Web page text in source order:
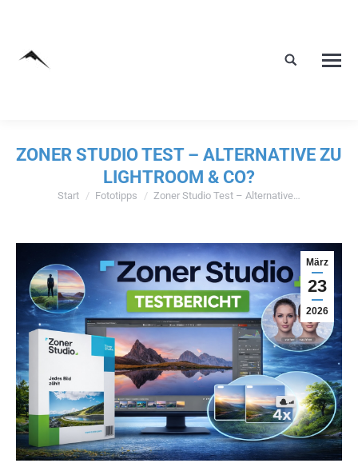
ZONER STUDIO TEST – ALTERNATIVE ZU
LIGHTROOM & CO?
Sie befinden sich hier:
Start Fototipps Zoner Studio Test – Alternative…
März
23
2026